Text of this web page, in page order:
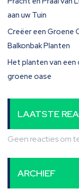
aan uw Tuin
Creëer een Groene
Balkonbak Planten
Het planten van een
groene oase
LAATSTE
Geen reacties om
ARCHIEF